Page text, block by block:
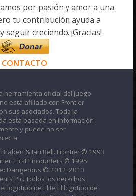
por pasión y amor a una
tu contribución ayuda a
seguir creciendo. ¡Gracias!
CONTACTO
herramienta oficial del juego
está afiliado con Frontier
sus asociados. Toda la
está basada en información
y puede no ser
& Ian Bell. Frontier © 1993
First Encounters © 1995
Dangerous © 2012, 2013
Plc. Todos los derechos
logotipo de Elite El logotipo de